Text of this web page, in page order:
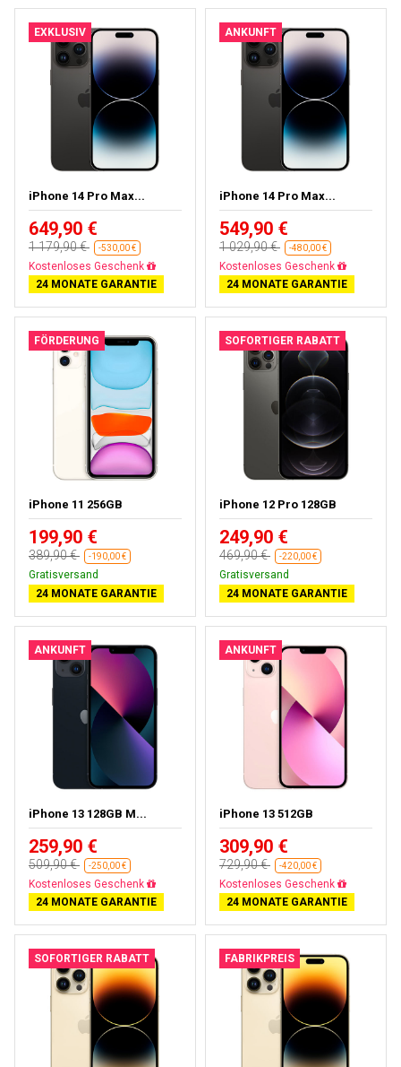
EXKLUSIV
iPhone 14 Pro Max...
649,90 €
1 179,90 € -530,00 €
Gratisversand
24 MONATE GARANTIE
ANKUNFT
iPhone 14 Pro Max...
549,90 €
1 029,90 € -480,00 €
Gratisversand
24 MONATE GARANTIE
FÖRDERUNG
iPhone 11 256GB
199,90 €
389,90 € -190,00 €
Gratisversand
24 MONATE GARANTIE
SOFORTIGER RABATT
iPhone 12 Pro 128GB
249,90 €
469,90 € -220,00 €
Gratisversand
24 MONATE GARANTIE
ANKUNFT
iPhone 13 128GB M...
259,90 €
509,90 € -250,00 €
Gratisversand
24 MONATE GARANTIE
ANKUNFT
iPhone 13 512GB
309,90 €
729,90 € -420,00 €
Gratisversand
24 MONATE GARANTIE
SOFORTIGER RABATT FABRIKPREIS